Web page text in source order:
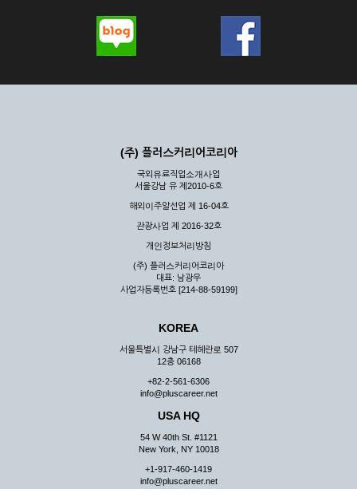
(주) 플러스커리어코리아
국외유료직업소개사업
서울강남 유 제2010-6호
해외이주알선업 제 16-04호
관광사업 제 2016-32호
개인정보처리방침
(주) 플러스커리어코리아
대표: 남광우
사업자등록번호 [214-88-59199]
KOREA
서울특별시 강남구 테헤란로 507
12층 06168
+82-2-561-6306
info@pluscareer.net
USA HQ
54 W 40th St. #1121
New York, NY 10018
+1-917-460-1419
info@pluscareer.net